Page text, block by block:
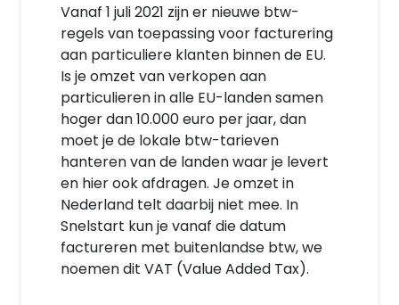
Vanaf 1 juli 2021 zijn er nieuwe btw-
regels van toepassing voor facturering
aan particuliere klanten binnen de EU.
Is je omzet van verkopen aan
particulieren in alle EU-landen samen
hoger dan 10.000 euro per jaar, dan
moet je de lokale btw-tarieven
hanteren van de landen waar je levert
en hier ook afdragen. Je omzet in
Nederland telt daarbij niet mee. In
Snelstart kun je vanaf die datum
factureren met buitenlandse btw, we
noemen dit VAT (Value Added Tax).